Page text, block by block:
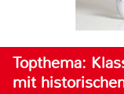
Topthema:
mit